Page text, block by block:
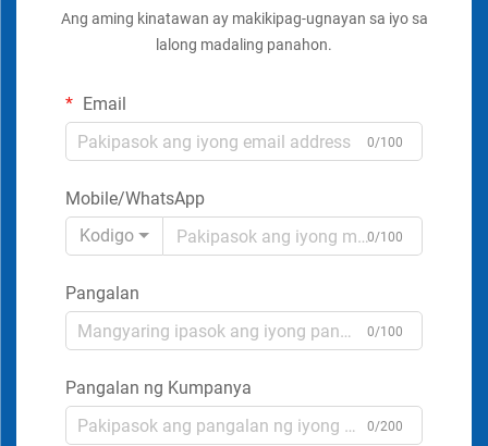
Ang aming kinatawan ay makikipag-ugnayan sa iyo sa
lalong madaling panahon.
Email
0/100
Mobile/WhatsApp
Kodigo
0/100
Pangalan
0/100
Pangalan ng Kumpanya
0/200